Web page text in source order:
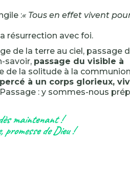
:« Tous en effet vivent
résurrection avec foi.
de la terre au ciel, passage
savoir, passage du visible à
de la solitude à la
à un corps glorieux,
: y sommes-nous
maintenant !
promesse de Dieu !